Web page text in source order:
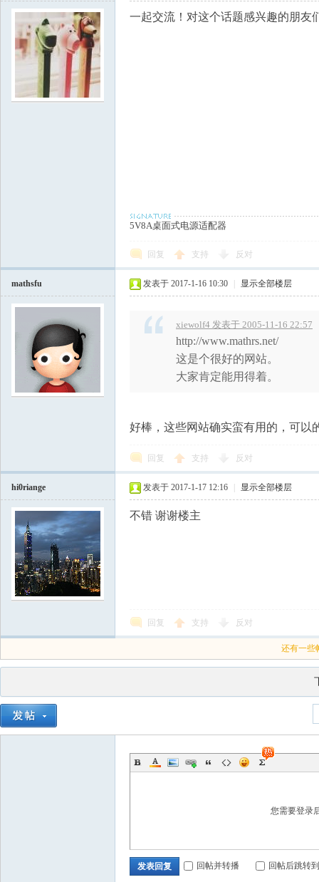
一起交流！对这个话题感兴趣的朋友
5V8A桌面式电源适配器
回复 支持 反对
mathsfu 发表于 2017-1-16 10:30 显示全部楼层
xiewolf4 发表于 2005-11-16 22:57
http://www.mathrs.net/
这是个很好的网站。
大家肯定能用得着。
好棒，这些网站确实蛮有用的，可以
回复 支持 反对
hi0riange 发表于 2017-1-17 12:16 显示全部楼层
不错 谢谢楼主
回复 支持 反对
还有一些
您需要登录
发表回复 回帖并转播 回帖后跳转